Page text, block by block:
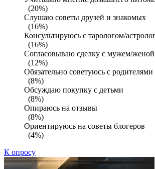
(20%)
Слушаю советы друзей и знакомых
(16%)
Консультируюсь с тарологом/
(16%)
Согласовываю сделку с мужем/женой
(12%)
Обязательно советуюсь с родителями
(8%)
Обсуждаю покупку с детьми
(8%)
Опираюсь на отзывы
(8%)
Ориентируюсь на советы блогеров
(4%)
К опросу